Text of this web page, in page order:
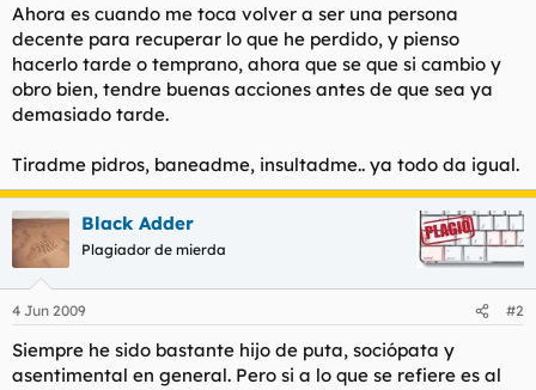
Ahora es cuando me toca volver a ser una persona
decente para recuperar lo que he perdido, y pienso
hacerlo tarde o temprano, ahora que se que si cambio y
obro bien, tendre buenas acciones antes de que sea ya
demasiado tarde.
Tiradme pidros, baneadme, insultadme.. ya todo da igual.
Black Adder
Plagiador de mierda
4 Jun 2009 #2
Siempre he sido bastante hijo de puta, sociópata y
asentimental en general. Pero si a lo que se refiere es al